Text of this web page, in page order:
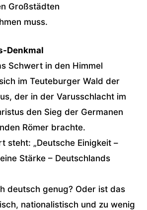
Großstädten
muss.
Denkmal
Schwert in den Himmel
im Teuteburger Wald der
der in der Varusschlacht im
den Sieg der Germanen
Römer brachte.
steht: „Deutsche Einigkeit –
Stärke – Deutschlands
deutsch genug? Oder ist das
nationalistisch und zu wenig